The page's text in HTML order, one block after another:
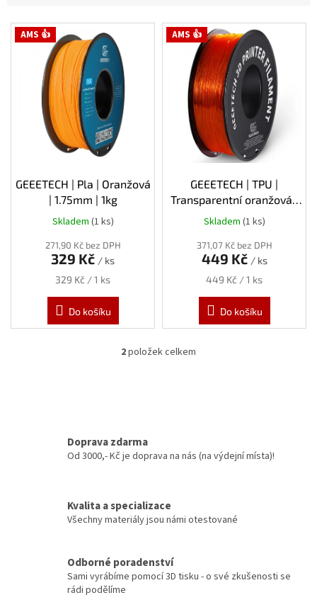
V AMS 👍
GEEETECH | Pla | Oranžová
| 1.75mm | 1kg
Skladem (1 ks)
271,90 Kč bez DPH
329 Kč / ks
Měrná
329 Kč / 1 ks
Do košíku
AMS 👍
GEEETECH | TPU |
Transparentní oranžová |
1.75mm | 1kg
Skladem (1 ks)
371,07 Kč bez DPH
449 Kč / ks
Měrná
449 Kč / 1 ks
Do košíku
O
í
k
y
p
i
2položek celkem
Doprava zdarma
Od 3000,- Kč je doprava na nás (na výdejní místa)!
Kvalita a specializace
Všechny materiály jsou námi otestované
Odborné poradenství
Sami vyrábíme pomocí 3D tisku - o své zkušenosti se
rádi podělíme